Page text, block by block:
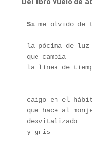
Del libro Vuelo de
Si me olvido de
la pócima de luz
que cambia
la línea de
caigo en el
que hace al
desvitalizado
y gris